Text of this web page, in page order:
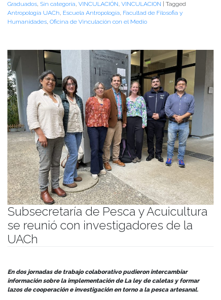
Graduados, Sin categoría, VINCULACIÓN, VINCULACION
Tagged
Antropología UACh, Escuela Antropología, Facultad de Filosofia y
Humanidades, Oficina de Vinculación con el Medio
Subsecretaría de Pesca y Acuicultura
se reunió con investigadores de la
UACh
En dos jornadas de trabajo colaborativo pudieron intercambiar
información sobre la implementación de La ley de caletas y formar
lazos de cooperación e investigación en torno a la pesca artesanal.